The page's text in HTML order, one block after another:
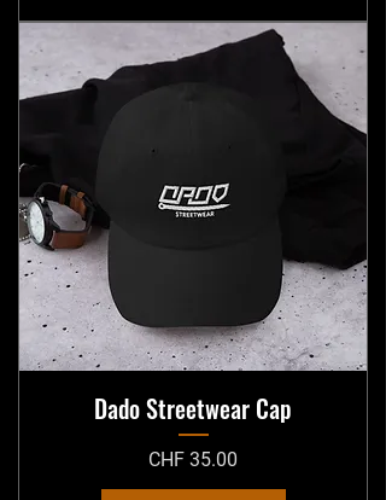
Dado Streetwear Cap
Preis
CHF 35.00